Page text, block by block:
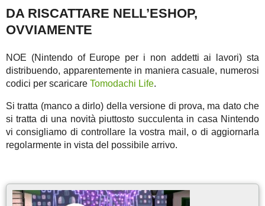
DA RISCATTARE NELL’ESHOP,
OVVIAMENTE
NOE (Nintendo of Europe per i non addetti ai lavori) sta
distribuendo, apparentemente in maniera casuale, numerosi
codici per scaricare Tomodachi Life.
Si tratta (manco a dirlo) della versione di prova, ma dato che
si tratta di una novità piuttosto succulenta in casa Nintendo
vi consigliamo di controllare la vostra mail, o di aggiornarla
regolarmente in vista del possibile arrivo.